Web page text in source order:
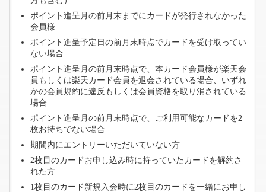
ポイント進呈月の前月末までにカードが発行されなかった
会員様
ポイント進呈予定日の前月末時点でカードを受け取ってい
ない場合
ポイント進呈月の前月末時点で、本カード会員様が楽天会
員もしくは楽天カード会員を退会されている場合、いずれ
かの会員規約に違反もしくは会員資格を取り消されている
場合
ポイント進呈月の前月末時点で、ご利用可能なカードを2
枚お持ちでない場合
期間内にエントリーいただいていない方
2枚目のカードお申し込み時に持っていたカードを解約さ
れた方
1枚目のカード新規入会時に2枚目のカードを一緒にお申し